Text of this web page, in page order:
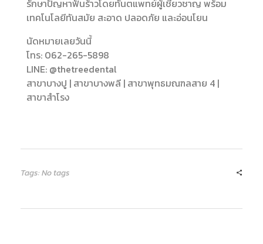
รักษาปัญหาฟันร้าวโดยทันตแพทย์ผู้เชี่ยวชาญ พร้อม
เทคโนโลยีทันสมัย สะอาด ปลอดภัย และอ่อนโยน
นัดหมายเลยวันนี้
โทร: 062-265-5898
LINE: @thetreedental
สาขาบางปู | สาขาบางพลี | สาขาพุทธมณฑลสาย 4 |
สาขาสำโรง
Tags: No tags